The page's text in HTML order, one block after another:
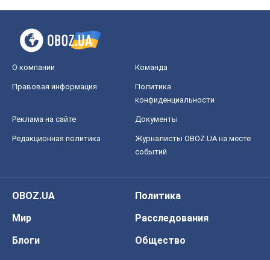
О компании Команда
Правовая информация
Политика
конфиденциальности
Реклама на сайте Документы
Редакционная политика
Журналисты OBOZ.UA на месте
событий
OBOZ.UA
Политика
Мир
Расследования
Блоги
Общество